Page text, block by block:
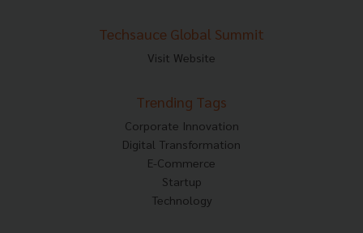
Techsauce Global Summit
Visit Website
Trending Tags
Corporate Innovation
Digital Transformation
E-Commerce
Startup
Technology